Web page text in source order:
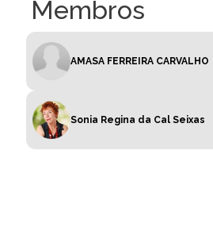
Membros
AMASA FERREIRA CARVALHO
Sonia Regina da Cal Seixas